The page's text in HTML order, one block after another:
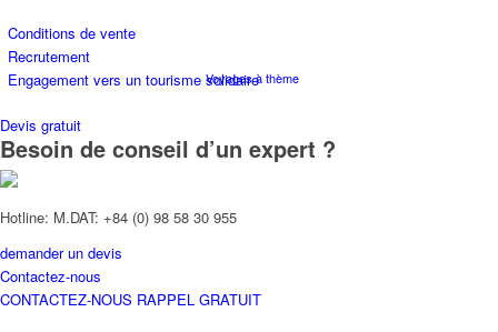
Voyages à thème
Conditions de vente
Recrutement
Engagement vers un tourisme solidaire
Devis gratuit
Besoin de conseil d’un expert ?
Hotline: M.DAT: +84 (0) 98 58 30 955
demander un devis
Contactez-nous
CONTACTEZ-NOUS RAPPEL GRATUIT